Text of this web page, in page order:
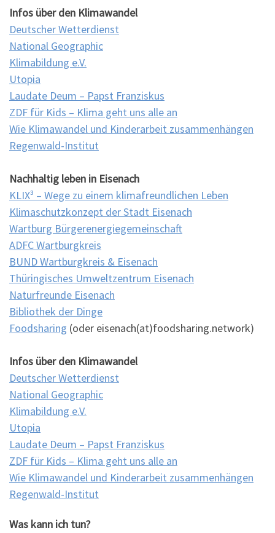
Infos über den Klimawandel
Deutscher Wetterdienst
National Geographic
Klimabildung e.V.
Utopia
Laudate Deum – Papst Franziskus
ZDF für Kids – Klima geht uns alle an
Wie Klimawandel und Kinderarbeit zusammenhängen
Regenwald-Institut
Nachhaltig leben in Eisenach
KLIX³ – Wege zu einem klimafreundlichen Leben
Klimaschutzkonzept der Stadt Eisenach
Wartburg Bürgerenergiegemeinschaft
ADFC Wartburgkreis
BUND Wartburgkreis & Eisenach
Thüringisches Umweltzentrum Eisenach
Naturfreunde Eisenach
Bibliothek der Dinge
Foodsharing (oder eisenach(at)foodsharing.network)
Infos über den Klimawandel
Deutscher Wetterdienst
National Geographic
Klimabildung e.V.
Utopia
Laudate Deum – Papst Franziskus
ZDF für Kids – Klima geht uns alle an
Wie Klimawandel und Kinderarbeit zusammenhängen
Regenwald-Institut
Was kann ich tun?